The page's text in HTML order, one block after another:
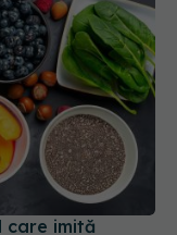
care imită